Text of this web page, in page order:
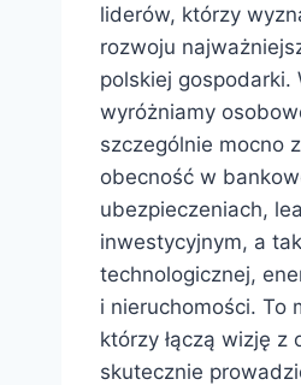
liderów, którzy
rozwoju
polskiej gospodarki.
wyróżniamy
szczególnie mocno
obecność w
ubezpieczeniach,
inwestycyjnym, a
technologicznej,
i nieruchomości. To
którzy łączą wizję z
skutecznie